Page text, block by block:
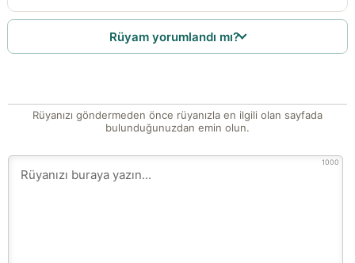
Rüyam yorumlandı mı?
Rüyanızı göndermeden önce rüyanızla en ilgili olan sayfada
bulunduğunuzdan emin olun.
1000